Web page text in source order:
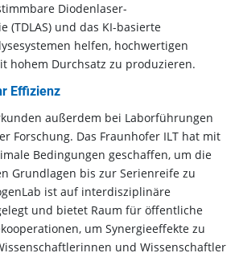
Diodenlaser-
(TDLAS) und das KI-basierte
helfen, hochwertigen
hohem Durchsatz zu produzieren.
Effizienz
außerdem bei Laborführungen
Forschung. Das Fraunhofer ILT hat mit
Bedingungen geschaffen, um die
Grundlagen bis zur Serienreife zu
ist auf interdisziplinäre
und bietet Raum für öffentliche
um Synergieeffekte zu
und Wissenschaftler